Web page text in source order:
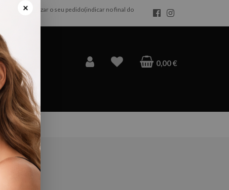
após realizar o seu pedido(indicar no final do
0,00 €